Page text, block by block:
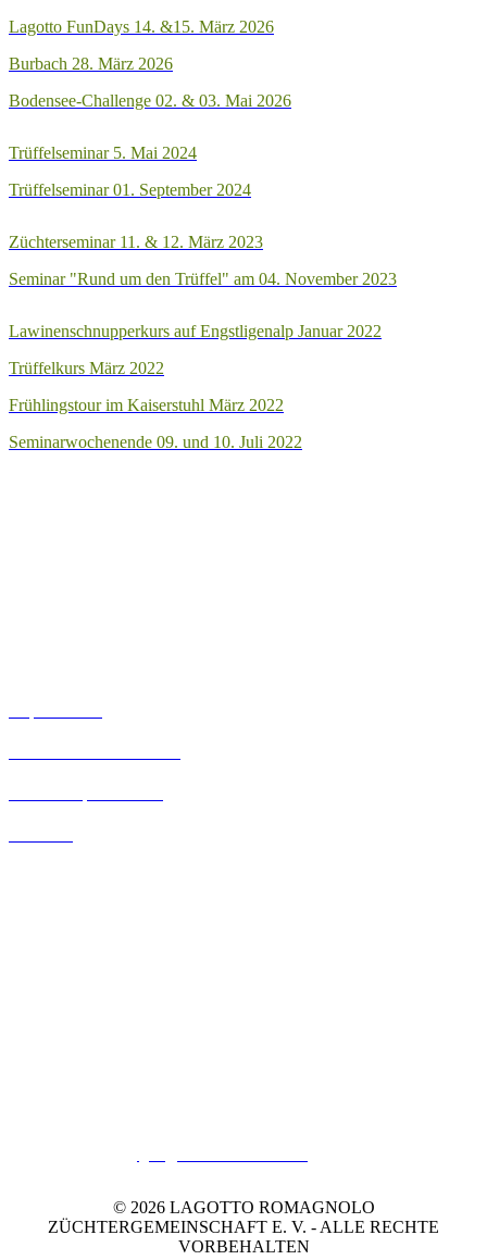
Lagotto FunDays 14. &15. März 2026
Burbach 28. März 2026
Bodensee-Challenge 02. & 03. Mai 2026
Trüffelseminar 5. Mai 2024
Trüffelseminar01. September 2024
Züchterseminar 11. & 12. März 2023
Seminar "Rund um den Trüffel" am 04. November 2023
Lawinenschnupperkurs auf Engstligenalp Januar 2022
Trüffelkurs März 2022
Frühlingstour im Kaiserstuhl März 2022
Seminarwochenende 09. und 10. Juli 2022
© 2026 LAGOTTO ROMAGNOLO
ZÜCHTERGEMEINSCHAFT E. V. - ALLE RECHTE
VORBEHALTEN